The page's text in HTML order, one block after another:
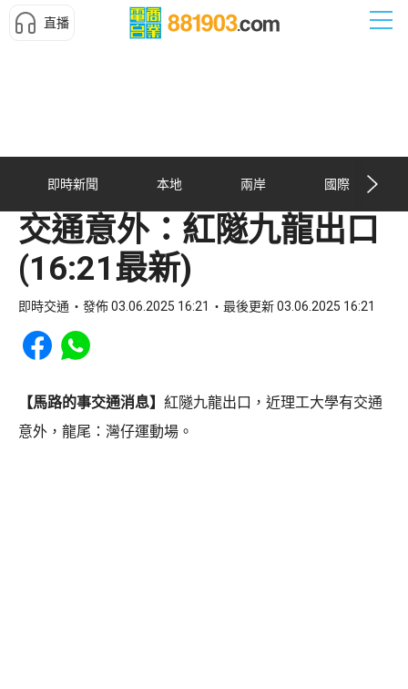
直播
即時新聞 本地 兩岸 國際
交通意外：紅隧九龍出口
(16:21最新)
即時交通 發佈 03.06.2025 16:21 最後更新 03.06.2025 16:21
Share to Facebook
Share to WhatsApp
【馬路的事交通消息】 紅隧九龍出口，近理工大學有交通
意外，龍尾：灣仔運動場。